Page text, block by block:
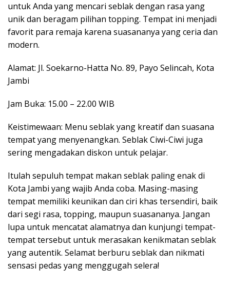
untuk Anda yang mencari seblak dengan rasa yang
unik dan beragam pilihan topping. Tempat ini menjadi
favorit para remaja karena suasananya yang ceria dan
modern.
Alamat: Jl. Soekarno-Hatta No. 89, Payo Selincah, Kota
Jambi
Jam Buka: 15.00 – 22.00 WIB
Keistimewaan: Menu seblak yang kreatif dan suasana
tempat yang menyenangkan. Seblak Ciwi-Ciwi juga
sering mengadakan diskon untuk pelajar.
Itulah sepuluh tempat makan seblak paling enak di
Kota Jambi yang wajib Anda coba. Masing-masing
tempat memiliki keunikan dan ciri khas tersendiri, baik
dari segi rasa, topping, maupun suasananya. Jangan
lupa untuk mencatat alamatnya dan kunjungi tempat-
tempat tersebut untuk merasakan kenikmatan seblak
yang autentik. Selamat berburu seblak dan nikmati
sensasi pedas yang menggugah selera!